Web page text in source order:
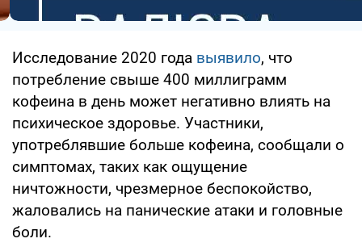
Исследование 2020 года выявило, что
потребление свыше 400 миллиграмм
кофеина в день может негативно влиять на
психическое здоровье. Участники,
употреблявшие больше кофеина, сообщали о
симптомах, таких как ощущение
ничтожности, чрезмерное беспокойство,
жаловались на панические атаки и головные
боли.